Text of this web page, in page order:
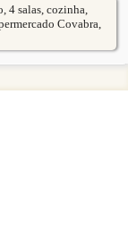
4 salas, cozinha,
Covabra,